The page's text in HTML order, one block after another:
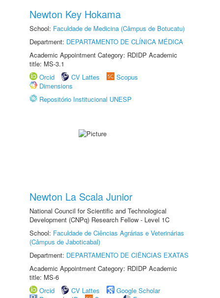
Newton Key Hokama
School: Faculdade de Medicina (Câmpus de Botucatu)
Department: DEPARTAMENTO DE CLÍNICA MÉDICA
Academic Appointment Category: RDIDP Academic
title: MS-3.1
Orcid
CV Lattes
Scopus
Dimensions
Repositório Institucional UNESP
Newton La Scala Junior
National Council for Scientific and Technological
Development (CNPq) Research Fellow - Level 1C
School: Faculdade de Ciências Agrárias e Veterinárias
(Câmpus de Jaboticabal)
Department: DEPARTAMENTO DE CIÊNCIAS EXATAS
Academic Appointment Category: RDIDP Academic
title: MS-6
Orcid
CV Lattes
Google Scholar